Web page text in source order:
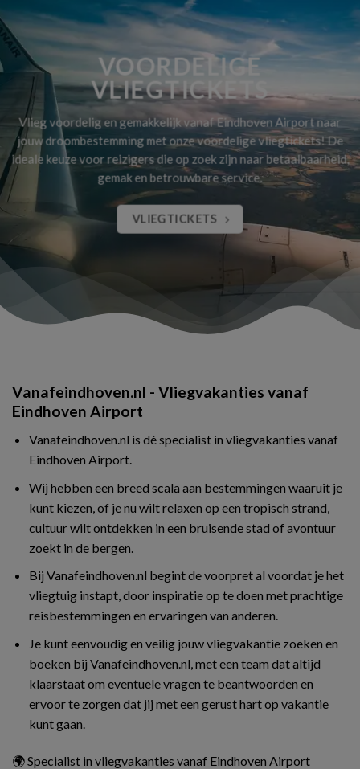
VOORDELIGE
VLIEGTICKETS
Vlieg voordelig en gemakkelijk vanaf Eindhoven Airport naar
jouw droombestemming met onze voordelige vliegtickets! De
ideale keuze voor reizigers die op zoek zijn naar betaalbaarheid,
gemak en betrouwbare service.
VLIEGTICKETS
Vanafeindhoven.nl - Vliegvakanties vanaf
Eindhoven Airport
Vanafeindhoven.nl is dé specialist in vliegvakanties vanaf
Eindhoven Airport.
Wij hebben een breed scala aan bestemmingen waaruit je
kunt kiezen, of je nu wilt relaxen op een tropisch strand,
cultuur wilt ontdekken in een bruisende stad of avontuur
zoekt in de bergen.
Bij Vanafeindhoven.nl begint de voorpret al voordat je het
vliegtuig instapt, door inspiratie op te doen met prachtige
reisbestemmingen en ervaringen van anderen.
Je kunt eenvoudig en veilig jouw vliegvakantie zoeken en
boeken bij Vanafeindhoven.nl, met een team dat altijd
klaarstaat om eventuele vragen te beantwoorden en
ervoor te zorgen dat jij met een gerust hart op vakantie
kunt gaan.
🌍 Specialist in vliegvakanties vanaf Eindhoven Airport